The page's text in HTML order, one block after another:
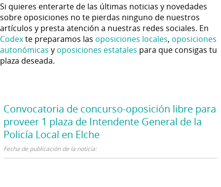
Si quieres enterarte de las últimas noticias y novedades
sobre oposiciones no te pierdas ninguno de nuestros
artículos y presta atención a nuestras redes sociales. En
Codexte preparamos las oposiciones locales, oposiciones
autonómicas y oposiciones estatales para que consigas tu
plaza deseada.
Convocatoria de concurso-oposición libre para
proveer 1 plaza de Intendente General de la
Policía Local en Elche
Fecha de publicación de la noticia: